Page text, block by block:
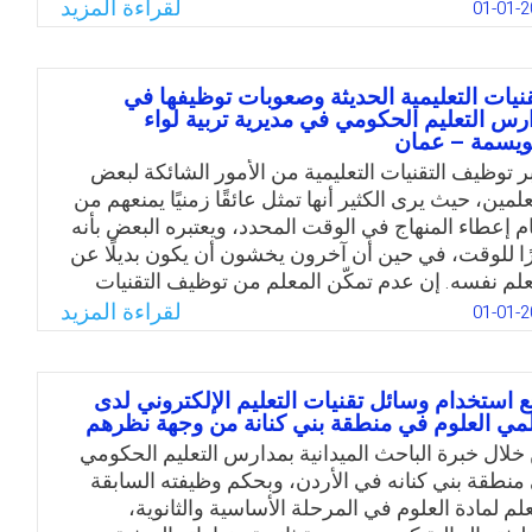
الباحثتان وتتوقع بأن تقديم برنامج مقترح لتوظيف
المنتشر في التدريس وتأثيره على تنمية نواتج التعلم
التجول العقلي لدى طالبات كلية التربية بجامعة
في المدينة المنورة، ويقصد بالتجول العقلي التحول
في الانتباه من المهمة الأساسية الى أفكار أخرى
أو خارجية وهذه الأفكار قد تكون مرتبطة بالمهمة
أو غير مرتبطة.
WhatsApp
Facebook
Twitter
Email
01-01- لقراءة المزيد
التعليمية الحديثة وصعوبات توظيفها في
التعليم الحكومي في مديرية تربية لواء
– عمان
توظيف التقنيات التعليمية من الأمور الشائكة لبعض
حيث يرى الكثير أنها تمثل عائقًا زمنيًا يمنعهم من
إعطاء المنهاج في الوقت المحدد، ويعتبره البعض بأنه
للوقت، في حين أن آخرون يخشون أن يكون بديلًا عن
نفسه. إن عدم تمكّن المعلم من توظيف التقنيات
لديه يمثل عائقًا في عملية التعليم. لقد تغير دور
وبدلًا من أن يكون مُلقنًا للطالب أصبح مشاركًا له في
التعليمية، ومن واقع متابعة أداء المعلمين
في الغرفة الصفية من قبل الباحثة لاحظت قلة
بتوظيف التقنيات، مما يشكل عبئًا نفسيًا على
الذي يستأثر غالبًا بالحديث ويمنع الطالب من الفائدة
التي يُمكن أن يجنيها من مشاركته في الدرس.
جاءت رغبة الباحثة بإجراء الدراسة الحالية والتي
01-01- لقراءة المزيد
استخدام وسائل تقنيات التعليم الإلكتروني لدى
العلوم في منطقة بني كنانة من وجهة نظرهم
خبرة الباحث الميدانية بمدارس التعليم الحكومي
بني كنانه في الأردن، وبحكم وظيفته السابقة
لمادة العلوم في المرحلة الأساسية والثانوية،